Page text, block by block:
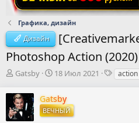
Графика, дизайн
Дизайн
Photoshop Action (2020)
А
т
о
р
Gatsby
Д
т
а
н
18 Июл 2021
Тaction
Gatsby
ВЕЧНЫЙ